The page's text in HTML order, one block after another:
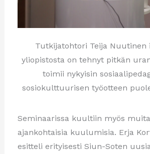
Tutkijatohtori Teija Nuutinen
yliopistosta on tehnyt pitkän
toimii nykyisin
sosiokulttuurisen työotteen
Seminaarissa kuultiin myös
ajankohtaisia kuulumisia. Erja
esitteli erityisesti Siun-Soten